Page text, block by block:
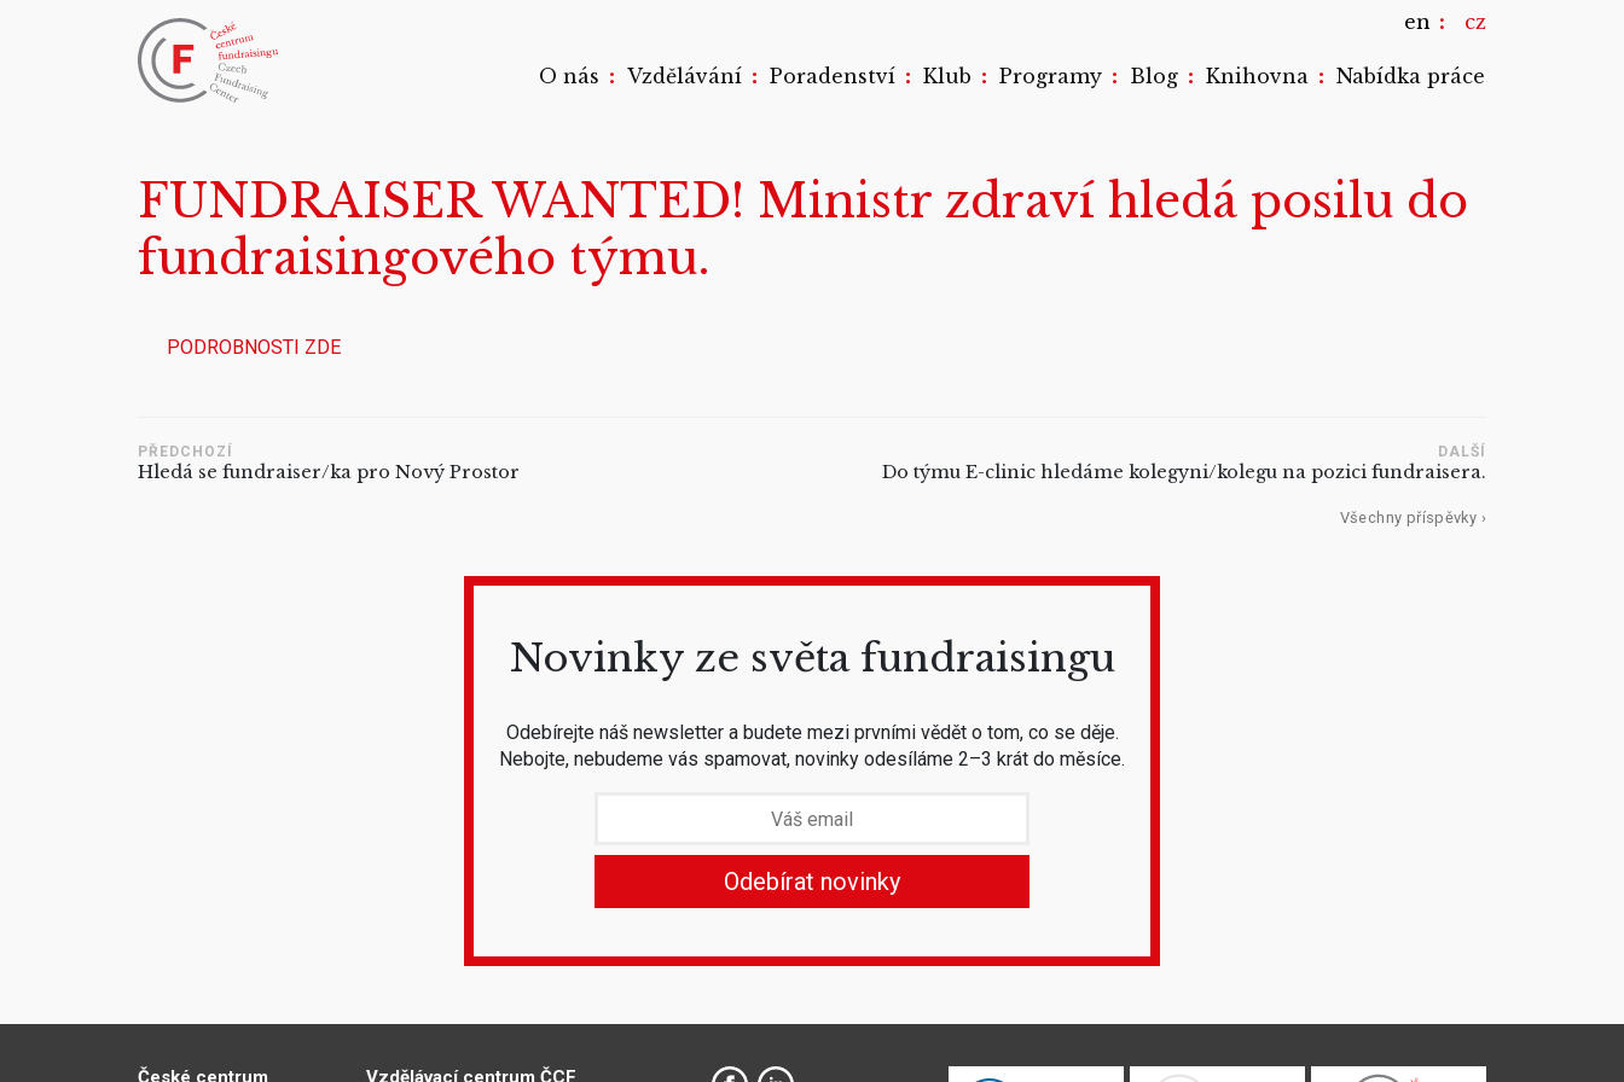
en cz
O nás : Vzdělávání : Poradenství : Klub : Programy : Blog : Knihovna : Nabídka práce
FUNDRAISER WANTED! Ministr zdraví hledá posilu do
fundraisingového týmu.
PODROBNOSTI ZDE
PŘEDCHOZÍ
Hledá se fundraiser/ka pro Nový Prostor
DALŠÍ
Do týmu E-clinic hledáme kolegyni/kolegu na pozici fundraisera.
Všechny příspěvky ›
Novinky ze světa fundraisingu
Odebírejte náš newsletter a budete mezi prvními vědět o tom, co se děje.
Nebojte, nebudeme vás spamovat, novinky odesíláme 2–3 krát do měsíce.
České centrum Vzdělávací centrum ČCF